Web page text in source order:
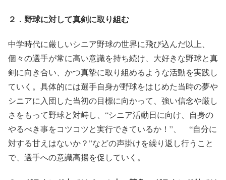
２．野球に対して真剣に取り組む
中学時代に厳しいシニア野球の世界に飛び込んだ以上、
個々の選手が常に高い意識を持ち続け、大好きな野球と真
剣に向き合い、かつ真摯に取り組めるような活動を実践し
ていく。具体的には選手自身が野球をはじめた当時の夢や
シニアに入団した当初の目標に向かって、 強い信念や厳し
さをもって野球と対峙し、“シニア活動日に向け、自身の
やるべき事をコツコツと実行できているか！”、 “自分に
対する甘えはないか？”などの声掛けを繰り返し行うこと
で、選手への意識高揚を促していく。